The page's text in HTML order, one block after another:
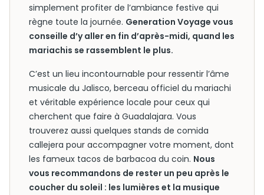
simplement profiter de l’ambiance festive qui
règne toute la journée. Generation Voyage vous
conseille d’y aller en fin d’après-midi, quand les
mariachis se rassemblent le plus.
C’est un lieu incontournable pour ressentir l’âme
musicale du Jalisco, berceau officiel du mariachi
et véritable expérience locale pour ceux qui
cherchent que faire à Guadalajara. Vous
trouverez aussi quelques stands de comida
callejera pour accompagner votre moment, dont
les fameux tacos de barbacoa du coin. Nous
vous recommandons de rester un peu après le
coucher du soleil : les lumières et la musique